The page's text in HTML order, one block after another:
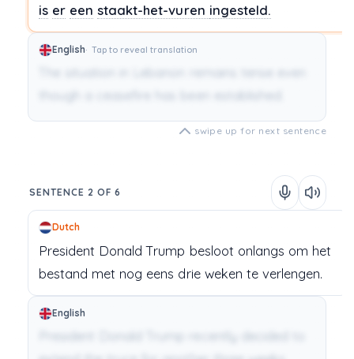
is er een staakt-het-vuren ingesteld.
English Tap to reveal translation
The situation in Lebanon remains tense even
swipe up for next sentence
SENTENCE 2 OF 6
Dutch
President Donald Trump besloot onlangs om het
bestand met nog eens drie weken te verlengen.
English